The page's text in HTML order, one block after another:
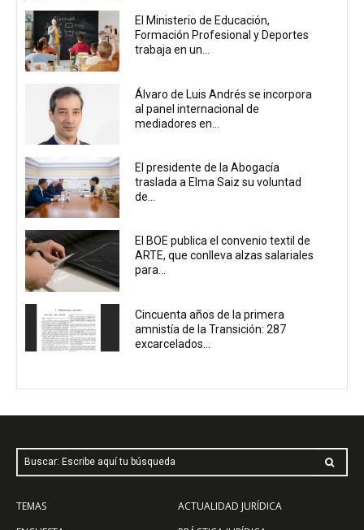
El Ministerio de Educación,
Formación Profesional y Deportes
trabaja en un...
Álvaro de Luis Andrés se incorpora
al panel internacional de
mediadores en...
El presidente de la Abogacía
traslada a Elma Saiz su voluntad
de...
El BOE publica el convenio textil de
ARTE, que conlleva alzas salariales
para...
Cincuenta años de la primera
amnistía de la Transición: 287
excarcelados...
Buscar: Escribe aquí tu búsqueda
TEMAS
ACTUALIDAD JURÍDICA